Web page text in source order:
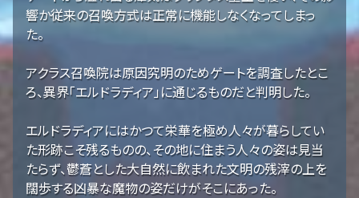
響か従来の召喚方式は正常に機能しなくなってしまっ
た。
アクラス召喚院は原因究明のためゲートを調査したとこ
ろ、異界「エルドラディア」に通じるものだと判明した。
エルドラディアにはかつて栄華を極め人々が暮らしてい
た形跡こそ残るものの、その地に住まう人々の姿は見当
たらず、鬱蒼とした大自然に飲まれた文明の残滓の上を
闊歩する凶暴な魔物の姿だけがそこにあった。